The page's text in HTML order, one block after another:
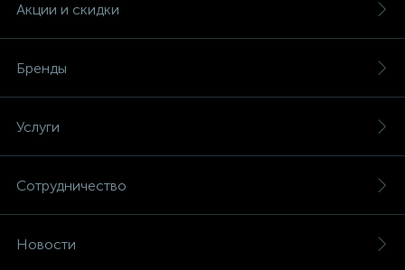
Акции и скидки
Бренды
Услуги
Сотрудничество
Новости